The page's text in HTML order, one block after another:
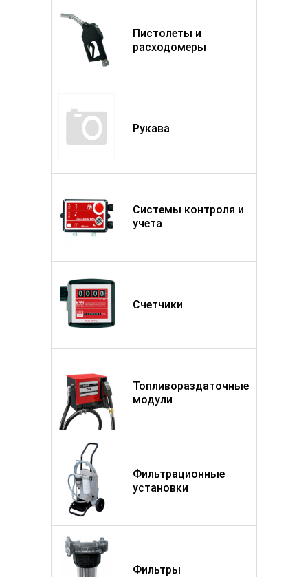
Пистолеты и
расходомеры
Рукава
Системы контроля и
учета
Счетчики
Топливораздаточные
модули
Фильтрационные
установки
Фильтры